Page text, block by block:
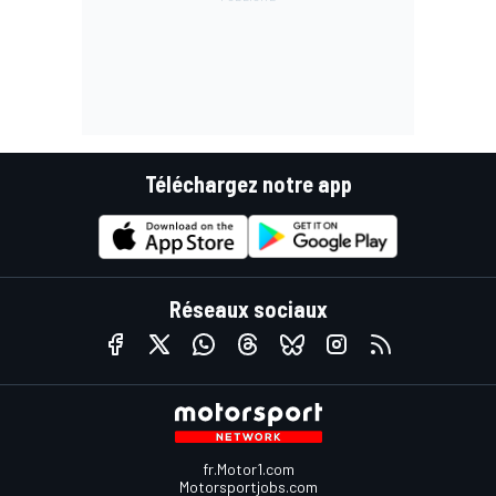
Téléchargez notre app
Réseaux sociaux
fr.Motor1.com
Motorsportjobs.com